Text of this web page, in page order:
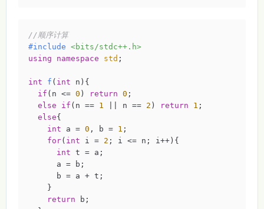
//顺序计算
#include <bits/stdc++.h>
using
namespace std ;
int f ( int n) {
if (n <= 0 ) return 0 ;
else
if (n == 1 || n == 2 ) return 1 ;
else{
int a = 0 , b = 1 ;
for( int i = 2 ; i <= n; i++){
int t = a;
return b;